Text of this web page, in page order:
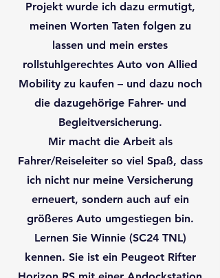
Projekt wurde ich dazu ermutigt,
meinen Worten Taten folgen zu
lassen und mein erstes
rollstuhlgerechtes Auto von Allied
Mobility zu kaufen – und dazu noch
die dazugehörige Fahrer- und
Begleitversicherung.
Mir macht die Arbeit als
Fahrer/Reiseleiter so viel Spaß, dass
ich nicht nur meine Versicherung
erneuert, sondern auch auf ein
größeres Auto umgestiegen bin.
Lernen Sie Winnie (SC24 TNL)
kennen. Sie ist ein Peugeot Rifter